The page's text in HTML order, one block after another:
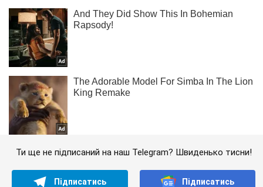
Ти ще не підписаний на наш Telegram? Швиденько тисни!
Підписатись Підписатись